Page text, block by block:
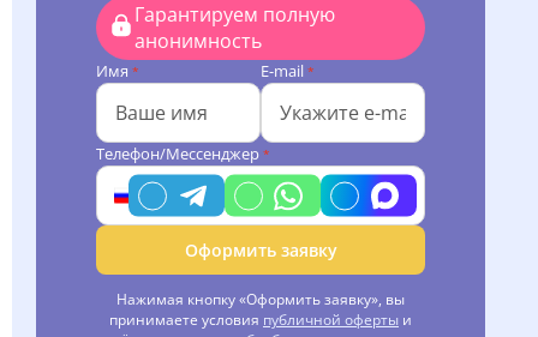
Гарантируем полную
анонимность
Имя * E-mail *
Телефон/Мессенджер *
Оформить заявку
Нажимая кнопку «Оформить заявку», вы
принимаете условия публичной оферты и